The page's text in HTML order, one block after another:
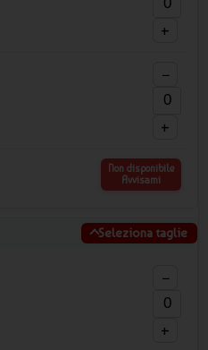
+
−
+
Non disponibile
Avvisami
Seleziona taglie
−
+